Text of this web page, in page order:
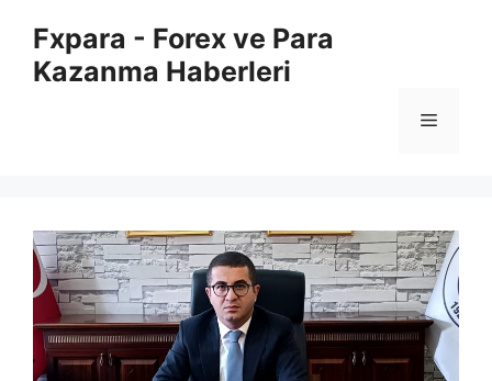
Fxpara - Forex ve Para
Kazanma Haberleri
Menü